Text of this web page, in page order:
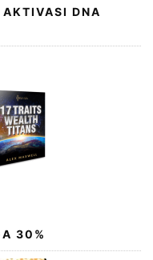
AKTIVASI DNA
30%